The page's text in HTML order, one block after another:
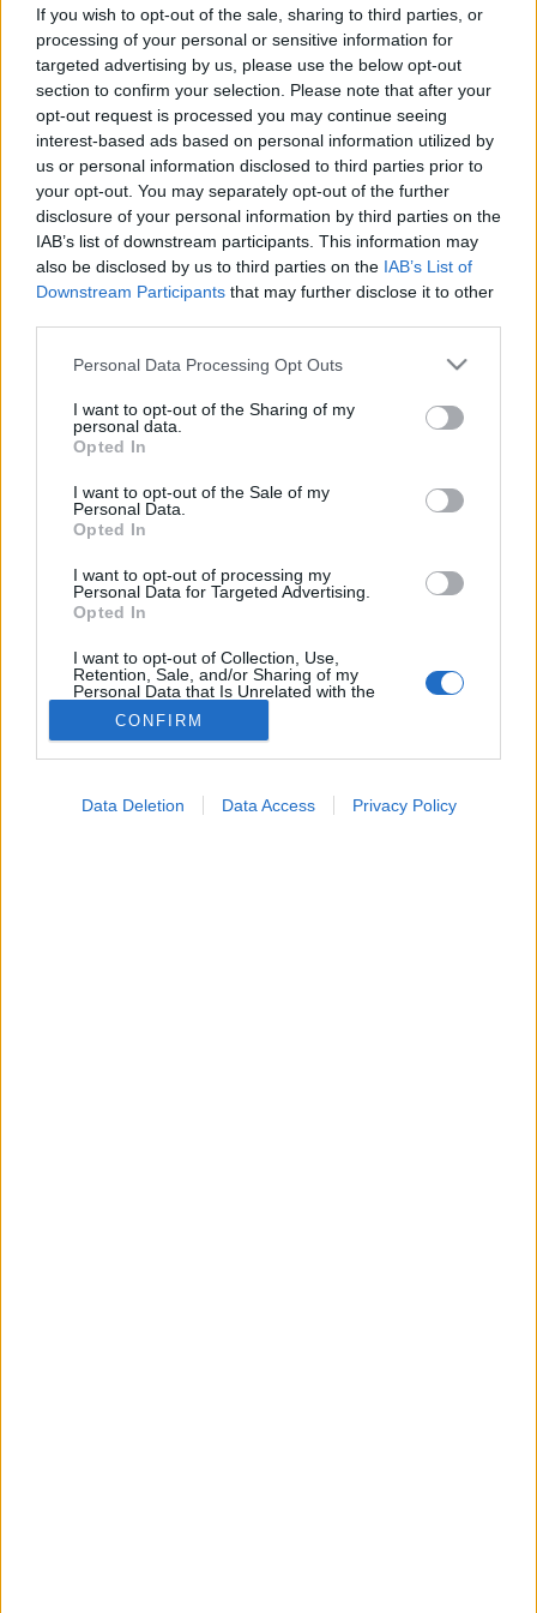
If you wish to opt-out of the sale, sharing to third parties, or
processing of your personal or sensitive information for
targeted advertising by us, please use the below opt-out
section to confirm your selection. Please note that after your
opt-out request is processed you may continue seeing
interest-based ads based on personal information utilized by
us or personal information disclosed to third parties prior to
your opt-out. You may separately opt-out of the further
disclosure of your personal information by third parties on the
IAB’s list of downstream participants. This information may
also be disclosed by us to third parties on the IAB’s List of
Downstream Participants that may further disclose it to other
Please note that this website/app uses one or more Google
not limited to your visit or usage behaviour. You may click to
grant or deny consent to Google and its third-party tags to
use your data for below specified purposes in below Google
consent section.
Personal Data Processing Opt Outs
I want to opt-out of the Sharing of my
personal data.
Opted In
I want to opt-out of the Sale of my
Personal Data.
Opted In
I want to opt-out of processing my
Personal Data for Targeted Advertising.
Opted In
I want to opt-out of Collection, Use,
Retention, Sale, and/or Sharing of my
Personal Data that Is Unrelated with the
Purposes for which it was collected.
Opted Out
CONFIRM
Data Deletion Data Access Privacy Policy
agyhártyagyulladást is jelezhet
2024. augusztus 21. 14:04
Küldés Küldés Messengeren